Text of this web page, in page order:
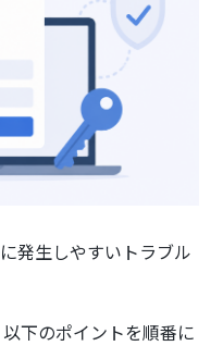
発生しやすいトラブル
下のポイントを順番に